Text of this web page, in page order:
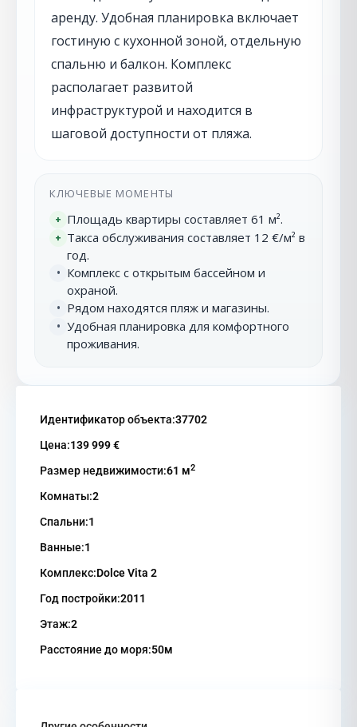
аренду. Удобная планировка включает
гостиную с кухонной зоной, отдельную
спальню и балкон. Комплекс
располагает развитой
инфраструктурой и находится в
шаговой доступности от пляжа.
КЛЮЧЕВЫЕ МОМЕНТЫ
+ Площадь квартиры составляет 61 м².
+ Такса обслуживания составляет 12 €/м² в
год.
• Комплекс с открытым бассейном и
охраной.
• Рядом находятся пляж и магазины.
• Удобная планировка для комфортного
проживания.
Идентификатор объекта:37702
Цена:139 999 €
Размер недвижимости:61 м2
Комнаты:2
Спальни:1
Ванные:1
Комплекс:Dolce Vita 2
Год постройки:2011
Этаж:2
Расстояние до моря:50м